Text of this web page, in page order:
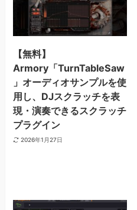
【無料】
Armory「TurnTableSaw
」オーディオサンプルを使
用し、DJスクラッチを表
現・演奏できるスクラッチ
プラグイン
2026年1月27日